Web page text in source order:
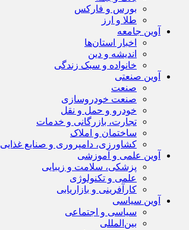
بورس و فارکس
طلا و ارز
آوین جامعه
اخبار استان‌ها
اندیشه و دین
خانواده و سبک زندگی
آوین صنعتی
صنعت
صنعت خودروسازی
خودرو و حمل و نقل
تجارت، بازرگانی و خدمات
ساختمان و املاک
کشاورزی، دامپروری و صنایع غذایی
آوین علمی و آموزشی
پزشکی، سلامت و زیبایی
علمی و تکنولوژی
کارآفرینی و بازاریابی
آوین سیاسی
سیاسی و اجتماعی
بین‌المللی